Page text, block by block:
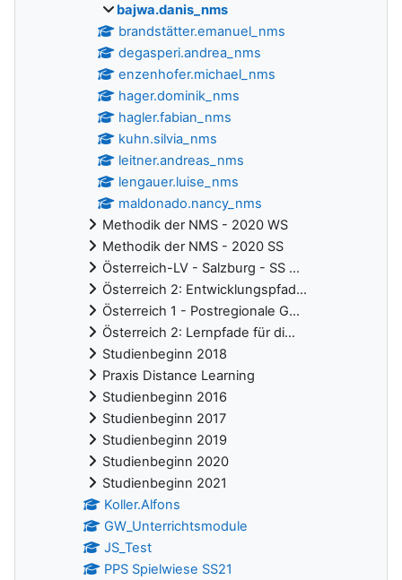
bajwa.danis_nms
brandstätter.emanuel_nms
degasperi.andrea_nms
enzenhofer.michael_nms
hager.dominik_nms
hagler.fabian_nms
kuhn.silvia_nms
leitner.andreas_nms
lengauer.luise_nms
maldonado.nancy_nms
Methodik der NMS - 2020 WS
Methodik der NMS - 2020 SS
Österreich-LV - Salzburg - SS ...
Österreich 2: Entwicklungspfad...
Österreich 1 - Postregionale G...
Österreich 2: Lernpfade für di...
Studienbeginn 2018
Praxis Distance Learning
Studienbeginn 2016
Studienbeginn 2017
Studienbeginn 2019
Studienbeginn 2020
Studienbeginn 2021
Koller.Alfons
GW_Unterrichtsmodule
JS_Test
PPS Spielwiese SS21